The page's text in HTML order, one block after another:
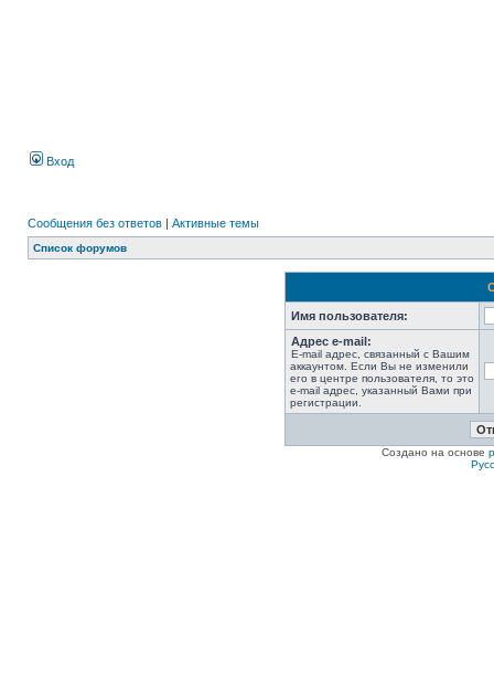
Вход
Сообщения без ответов | Активные темы
Список форумов
Имя пользователя:
Адрес e-mail:
E-mail адрес, связанный с Вашим
аккаунтом. Если Вы не изменили
его в центре пользователя, то это
e-mail адрес, указанный Вами при
регистрации.
Создано на основе